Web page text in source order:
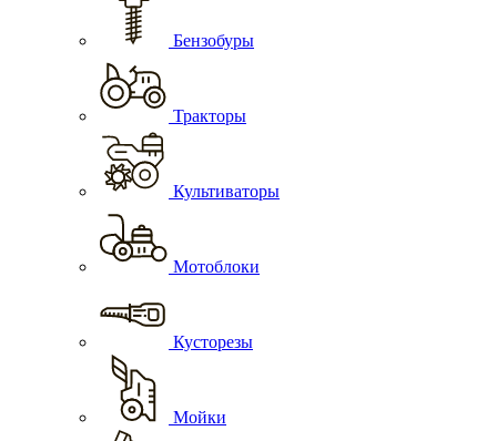
Бензобуры
Тракторы
Культиваторы
Мотоблоки
Кусторезы
Мойки